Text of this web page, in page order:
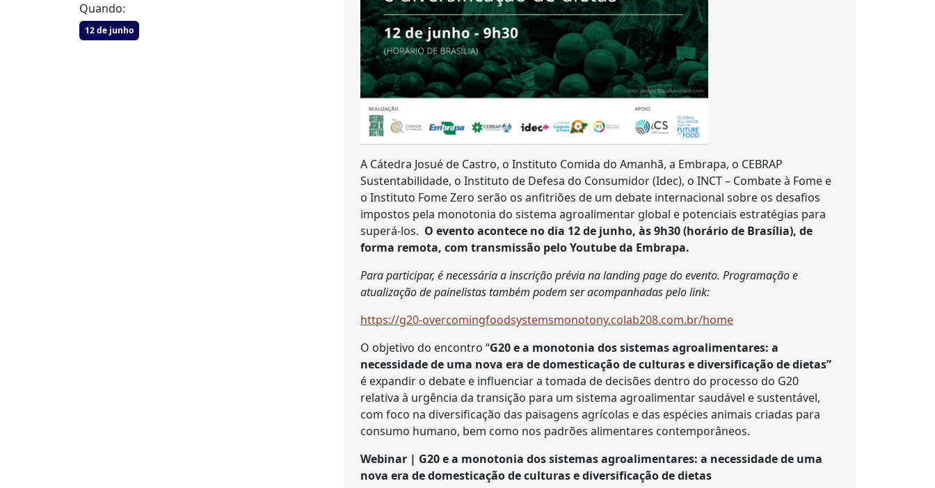
Quando:
12 de junho
A Cátedra Josué de Castro, o Instituto Comida do Amanhã, a Embrapa, o CEBRAP
Sustentabilidade, o Instituto de Defesa do Consumidor (Idec), o INCT – Combate à Fome e
o Instituto Fome Zero serão os anfitriões de um debate internacional sobre os desafios
impostos pela monotonia do sistema agroalimentar global e potenciais estratégias para
superá-los. O evento acontece no dia 12 de junho, às 9h30 (horário de Brasília), de
forma remota, com transmissão pelo Youtube da Embrapa.
Para participar, é necessária a inscrição prévia na landing page do evento. Programação e
atualização de painelistas também podem ser acompanhadas pelo link:
https://g20-overcomingfoodsystemsmonotony.colab208.com.br/home
O objetivo do encontro “G20 e a monotonia dos sistemas agroalimentares: a
necessidade de uma nova era de domesticação de culturas e diversificação de dietas”
é expandir o debate e influenciar a tomada de decisões dentro do processo do G20
relativa à urgência da transição para um sistema agroalimentar saudável e sustentável,
com foco na diversificação das paisagens agrícolas e das espécies animais criadas para
consumo humano, bem como nos padrões alimentares contemporâneos.
Webinar | G20 e a monotonia dos sistemas agroalimentares: a necessidade de uma
nova era de domesticação de culturas e diversificação de dietas